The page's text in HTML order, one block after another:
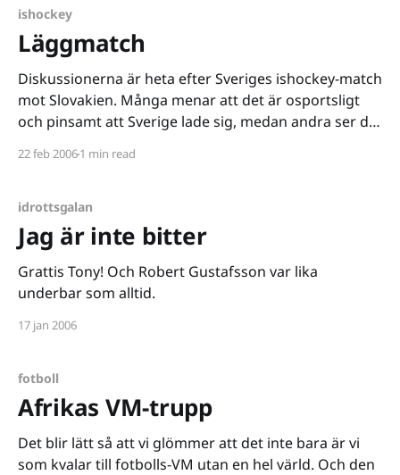
ishockey
Läggmatch
Diskussionerna är heta efter Sveriges ishockey-match
mot Slovakien. Många menar att det är osportsligt
och pinsamt att Sverige lade sig, medan andra ser det
Gustavsson. Åsikterna är delade. Jag skulle vilja vända
22 feb 20061 min read
idrottsgalan
Jag är inte bitter
Grattis Tony! Och Robert Gustafsson var lika
underbar som alltid.
17 jan 2006
fotboll
Afrikas VM-trupp
Det blir lätt så att vi glömmer att det inte bara är vi
som kvalar till fotbolls-VM utan en hel värld. Och den